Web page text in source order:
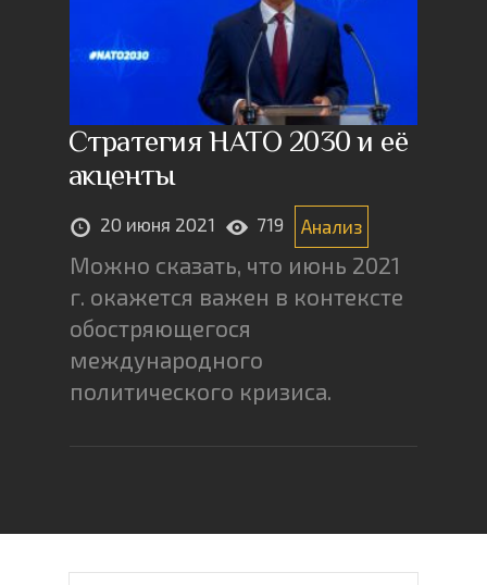
Стратегия НАТО 2030 и её
акценты
20 июня 2021 719 Анализ
Можно сказать, что июнь 2021
г. окажется важен в контексте
обостряющегося
международного
политического кризиса.